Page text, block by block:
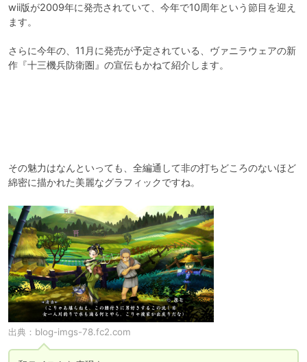
wii版が2009年に発売されていて、今年で10周年という節目を迎え
ます。
さらに今年の、11月に発売が予定されている、ヴァニラウェアの新
作『十三機兵防衛圏』の宣伝もかねて紹介します。
その魅力はなんといっても、全編通して非の打ちどころのないほど
出典： blog-imgs-78.fc2.com